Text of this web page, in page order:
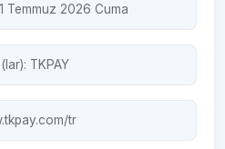
Temmuz 2026 Cuma
TKPAY
tr